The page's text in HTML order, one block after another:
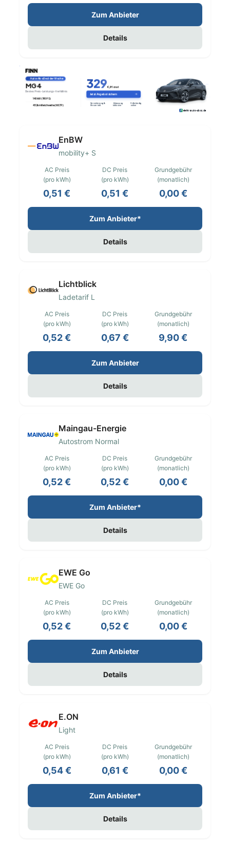
Zum Anbieter
Details
EnBW
mobility+ S
AC Preis
(pro kWh)
0,51 €
DC Preis
(pro kWh)
0,51 €
Grundgebühr
(monatlich)
0,00 €
Zum Anbieter*
Details
Lichtblick
Ladetarif L
AC Preis
(pro kWh)
0,52 €
DC Preis
(pro kWh)
0,67 €
Grundgebühr
(monatlich)
9,90 €
Zum Anbieter
Details
Maingau-Energie
Autostrom Normal
AC Preis
(pro kWh)
0,52 €
DC Preis
(pro kWh)
0,52 €
Grundgebühr
(monatlich)
0,00 €
Zum Anbieter*
Details
EWE Go
EWE Go
AC Preis
(pro kWh)
0,52 €
DC Preis
(pro kWh)
0,52 €
Grundgebühr
(monatlich)
0,00 €
Zum Anbieter
Details
E.ON
Light
AC Preis
(pro kWh)
0,54 €
DC Preis
(pro kWh)
0,61 €
Grundgebühr
(monatlich)
0,00 €
Zum Anbieter*
Details